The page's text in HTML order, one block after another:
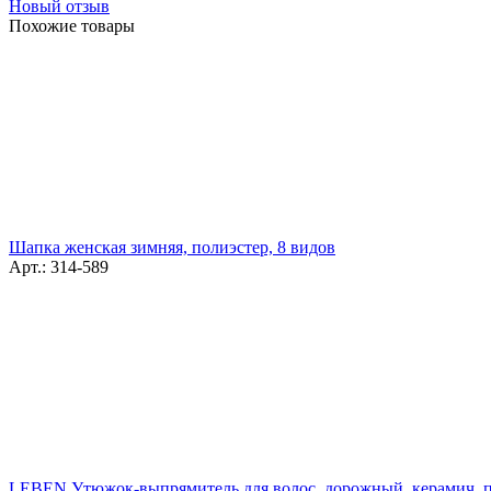
Новый отзыв
Похожие товары
Шапка женская зимняя, полиэстер, 8 видов
Арт.: 314-589